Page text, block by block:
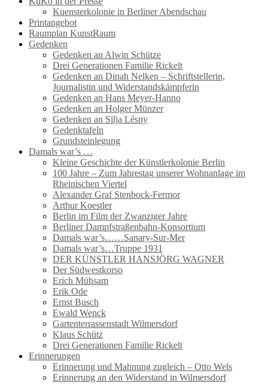
Kuensterkolonie in Berliner Abendschau
Printangebot
Raumplan KunstRaum
Gedenken
Gedenken an Alwin Schütze
Drei Generationen Familie Rickelt
Gedenken an Dinah Nelken – Schriftstellerin,
Journalistin und Widerstandskämpferin
Gedenken an Hans Meyer-Hanno
Gedenken an Holger Münzer
Gedenken an Silja Lésny
Gedenktafeln
Grundsteinlegung
Damals war’s …
Kleine Geschichte der Künstlerkolonie Berlin
100 Jahre – Zum Jahrestag unserer Wohnanlage im
Rheinischen Viertel
Alexander Graf Stenbock-Fermor
Arthur Koestler
Berlin im Film der Zwanziger Jahre
Berliner Dampfstraßenbahn-Konsortium
Damals war’s……Sanary-Sur-Mer
Damals war’s…Truppe 1931
DER KÜNSTLER HANSJÖRG WAGNER
Der Südwestkorso
Erich Mühsam
Erik Ode
Ernst Busch
Ewald Wenck
Gartenterrassenstadt Wilmersdorf
Klaus Schütz
Drei Generationen Familie Rickelt
Erinnerungen
Erinnerung und Mahnung zugleich – Otto Wels
Erinnerung an den Widerstand in Wilmersdorf